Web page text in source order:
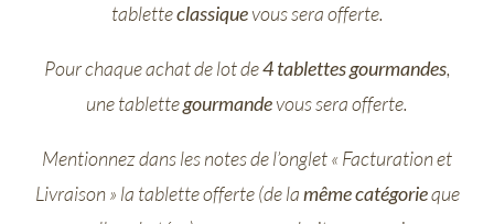
tabletteclassiquevous sera offerte.
Pour chaque achat de lot de4 tablettes gourmandes,
une tablettegourmandevous sera offerte.
Mentionnez dans les notes de l’onglet « Facturation et
Livraison » la tablette offerte (de lamême catégorieque